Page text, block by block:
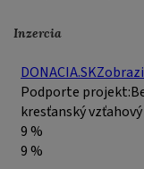
Inzercia